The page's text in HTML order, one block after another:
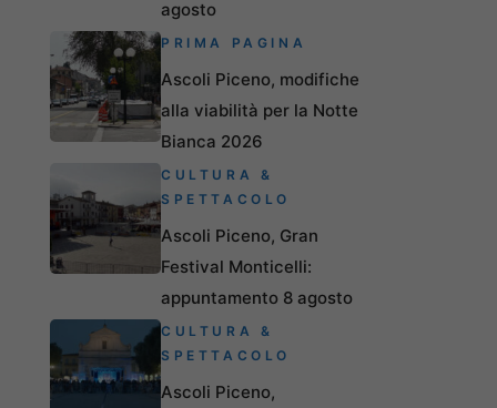
agosto
PRIMA PAGINA
Ascoli Piceno, modifiche
alla viabilità per la Notte
Bianca 2026
CULTURA &
SPETTACOLO
Ascoli Piceno, Gran
Festival Monticelli:
appuntamento 8 agosto
CULTURA &
SPETTACOLO
Ascoli Piceno,